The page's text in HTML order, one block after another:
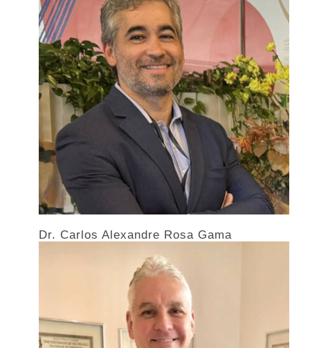
Dr. Carlos Alexandre Rosa Gama